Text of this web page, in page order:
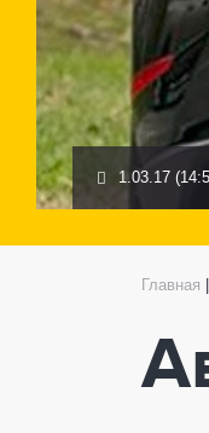
1.03.17
Главная